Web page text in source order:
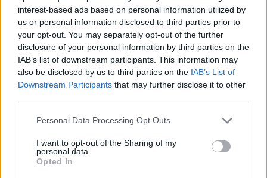
interest-based ads based on personal information utilized by
us or personal information disclosed to third parties prior to
your opt-out. You may separately opt-out of the further
disclosure of your personal information by third parties on the
IAB’s list of downstream participants. This information may
also be disclosed by us to third parties on the IAB’s List of
Downstream Participants that may further disclose it to other
Personal Data Processing Opt Outs
I want to opt-out of the Sharing of my
personal data.
Opted In
долара външно финансиране за
последните 4 години
06.08.2026 / 09:00